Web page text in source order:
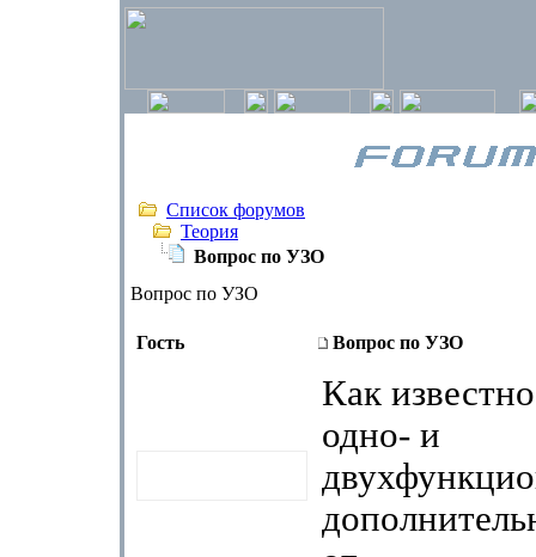
Список форумов
Теория
Вопрос по УЗО
Вопрос по УЗО
Гость Вопрос по УЗО
Как
одно- и